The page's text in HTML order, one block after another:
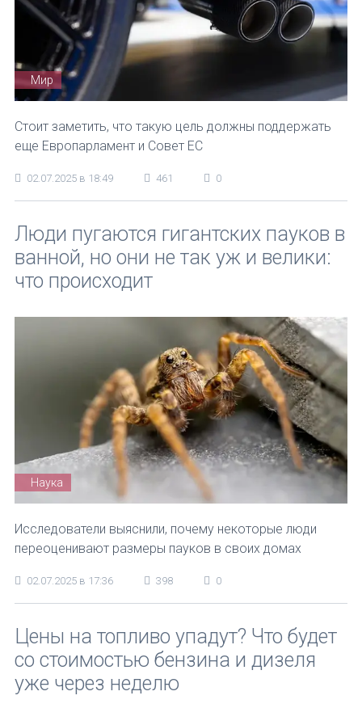
Мир
Стоит заметить, что такую цель должны поддержать
еще Европарламент и Совет ЕС
02.07.2025 в 18:49 461 0
Люди пугаются гигантских пауков в
ванной, но они не так уж и велики:
что происходит
Наука
Исследователи выяснили, почему некоторые люди
переоценивают размеры пауков в своих домах
02.07.2025 в 17:36 398 0
Цены на топливо упадут? Что будет
со стоимостью бензина и дизеля
уже через неделю